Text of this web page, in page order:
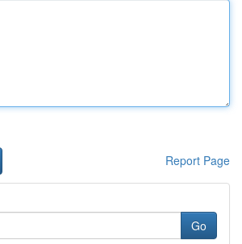
Report Page
Go